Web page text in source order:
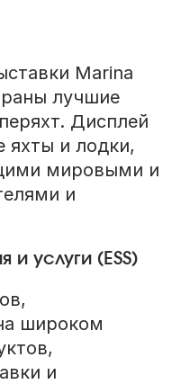
Marina
лучшие
Дисплей
яхты и лодки,
мировыми и
и
и услуги (ESS)
широком
и